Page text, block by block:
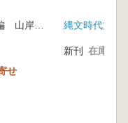
武光 誠 編 山岸 良二 編
せ
縄文時代文化
新刊 在庫なし